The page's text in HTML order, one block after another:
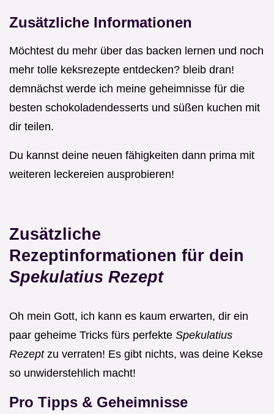
Zusätzliche Informationen
Möchtest du mehr über das backen lernen und noch
mehr tolle keksrezepte entdecken? bleib dran!
demnächst werde ich meine geheimnisse für die
besten schokoladendesserts und süßen kuchen mit
dir teilen.
Du kannst deine neuen fähigkeiten dann prima mit
weiteren leckereien ausprobieren!
Zusätzliche
Rezeptinformationen für dein
Spekulatius Rezept
Oh mein Gott, ich kann es kaum erwarten, dir ein
paar geheime Tricks fürs perfekte Spekulatius
Rezept zu verraten! Es gibt nichts, was deine Kekse
so unwiderstehlich macht!
Pro Tipps & Geheimnisse